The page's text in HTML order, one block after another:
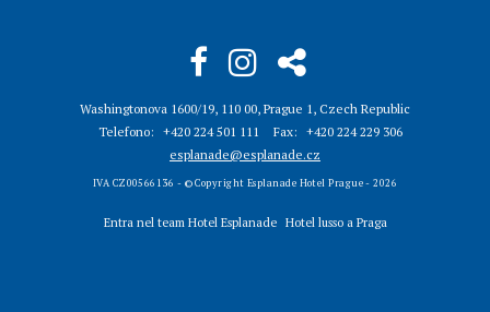
Washingtonova 1600/19, 110 00, Prague 1, Czech Republic
Telefono
+420 224 501 111 Fax
+420 224 229 306
esplanade@esplanade.cz
IVA CZ00566136 - © Copyright Esplanade Hotel Prague - 2026
Entra nel team Hotel Esplanade Hotel lusso a Praga